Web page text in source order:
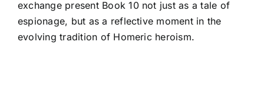
exchange present Book 10 not just as a tale of
espionage, but as a reflective moment in the
evolving tradition of Homeric heroism.